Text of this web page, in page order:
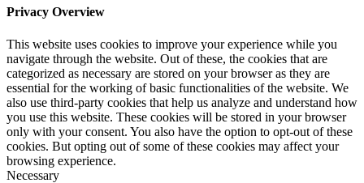
Privacy Overview
This website uses cookies to improve your experience while you
navigate through the website. Out of these, the cookies that are
categorized as necessary are stored on your browser as they are
essential for the working of basic functionalities of the website. We
also use third-party cookies that help us analyze and understand how
you use this website. These cookies will be stored in your browser
only with your consent. You also have the option to opt-out of these
cookies. But opting out of some of these cookies may affect your
browsing experience.
Necessary